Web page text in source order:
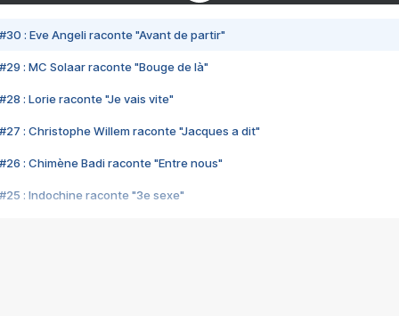
#30 : Eve Angeli raconte "Avant de partir"
#29 : MC Solaar raconte "Bouge de là"
#28 : Lorie raconte "Je vais vite"
#27 : Christophe Willem raconte "Jacques a dit"
#26 : Chimène Badi raconte "Entre nous"
#25 : Indochine raconte "3e sexe"